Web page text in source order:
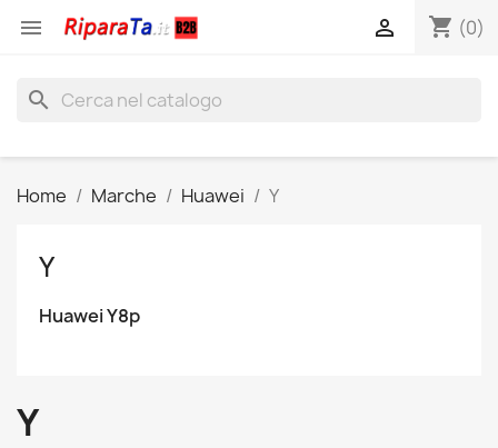
 shopping_cart (0)

search
Home Marche Huawei Y
Y
Huawei Y8p
Y